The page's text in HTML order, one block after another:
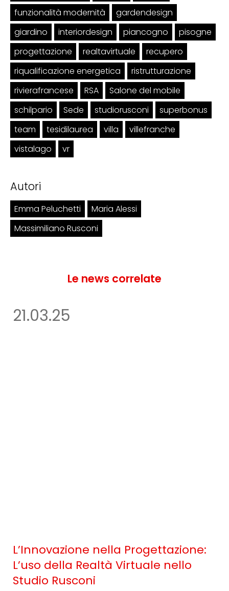
funzionalità modernità
gardendesign
giardino
interiordesign piancogno
pisogne
progettazione
realtavirtuale
recupero
riqualificazione energetica
ristrutturazione
rivierafrancese
RSA
Salone del mobile
schilpario
Sede studiorusconi
superbonus
team
tesidilaurea villa
villefranche
vistalago
vr
Autori
Emma Peluchetti
Maria Alessi
Massimiliano Rusconi
Le news correlate
21.03.25
L’Innovazione nella Progettazione:
L’uso della Realtà Virtuale nello
Studio Rusconi